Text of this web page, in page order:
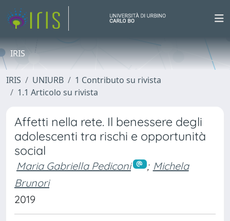
IRIS
IRIS UNIURB
1 Contributo su rivista
1.1 Articolo su rivista
Affetti nella rete. Il benessere degli
adolescenti tra rischi e opportunità
social
Maria Gabriella Pediconi ; Michela
Brunori
2019